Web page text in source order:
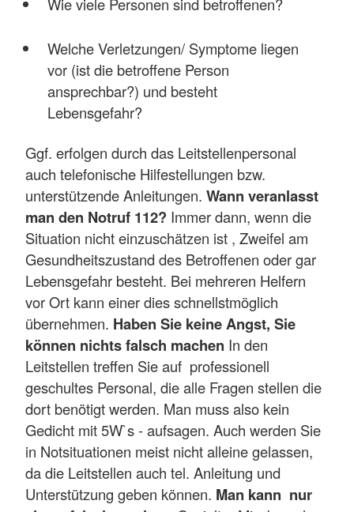
Welche Verletzungen/ Symptome liegen
vor (ist die betroffene Person
ansprechbar?) und besteht
Lebensgefahr?
Ggf. erfolgen durch das Leitstellenpersonal
auch telefonische Hilfestellungen bzw.
unterstützende Anleitungen. Wann veranlasst
man den Notruf 112? Immer dann, wenn die
Situation nicht einzuschätzen ist , Zweifel am
Gesundheitszustand des Betroffenen oder gar
Lebensgefahr besteht. Bei mehreren Helfern
vor Ort kann einer dies schnellstmöglich
übernehmen. Haben Sie keine Angst, Sie
können nichts falsch machen In den
Leitstellen treffen Sie auf professionell
geschultes Personal, die alle Fragen stellen die
dort benötigt werden. Man muss also kein
Gedicht mit 5W`s - aufsagen. Auch werden Sie
in Notsituationen meist nicht alleine gelassen,
da die Leitstellen auch tel. Anleitung und
Unterstützung geben können. Man kann nur